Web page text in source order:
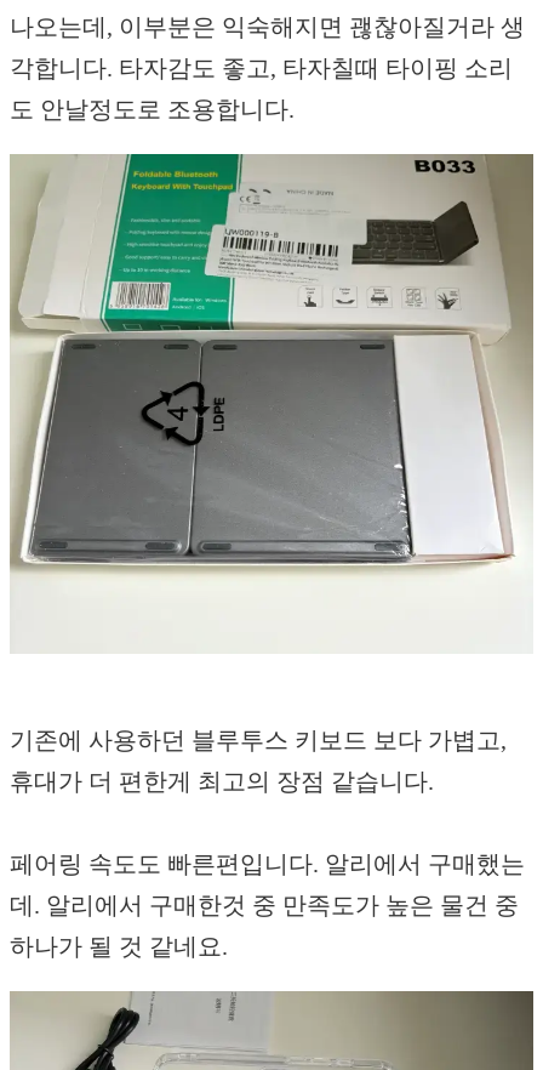
나오는데, 이부분은 익숙해지면 괞찮아질거라 생
각합니다. 타자감도 좋고, 타자칠때 타이핑 소리
도 안날정도로 조용합니다.
기존에 사용하던 블루투스 키보드 보다 가볍고,
휴대가 더 편한게 최고의 장점 같습니다.
페어링 속도도 빠른편입니다. 알리에서 구매했는
데. 알리에서 구매한것 중 만족도가 높은 물건 중
하나가 될 것 같네요.